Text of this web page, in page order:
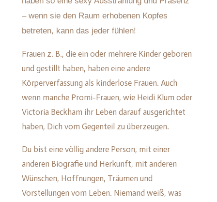
– wenn sie den Raum erhobenen Kopfes
betreten, kann das jeder fühlen!
Frauen z. B., die ein oder mehrere Kinder geboren
und gestillt haben, haben eine andere
Körperverfassung als kinderlose Frauen. Auch
wenn manche Promi-Frauen, wie Heidi Klum oder
Victoria Beckham ihr Leben darauf ausgerichtet
haben, Dich vom Gegenteil zu überzeugen.
Du bist eine völlig andere Person, mit einer
anderen Biografie und Herkunft, mit anderen
Wünschen, Hoffnungen, Träumen und
Vorstellungen vom Leben. Niemand weiß, was